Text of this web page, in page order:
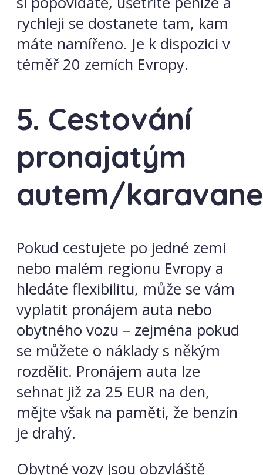
rychleji se dostanete tam, kam
máte namířeno. Je k dispozici v
téměř 20 zemích Evropy.
5. Cestování
pronajatým
autem/
Pokud cestujete po jedné zemi
nebo malém regionu Evropy a
hledáte flexibilitu, může se vám
vyplatit pronájem auta nebo
obytného vozu – zejména pokud
se můžete o náklady s někým
rozdělit. Pronájem auta lze
sehnat již za 25 EUR na den,
mějte však na paměti, že benzín
je drahý.
Obytné vozy jsou obzvláště